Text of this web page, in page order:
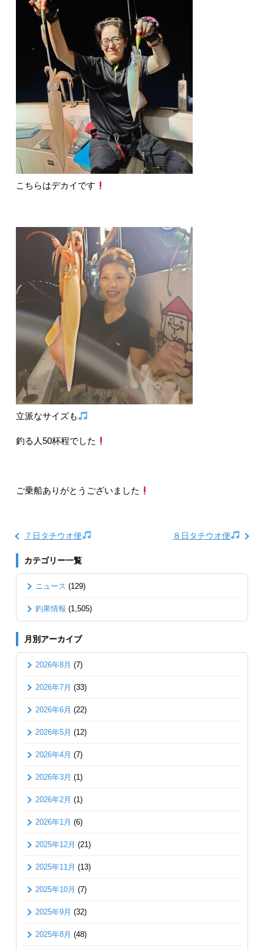
こちらはデカイです
立派なサイズも
釣る人50杯程でした
ご乗船ありがとうございました
７日タチウオ便 ８日タチウオ便
カテゴリー一覧
ニュース (129)
釣果情報 (1,505)
月別アーカイブ
2026年8月 (7)
2026年7月 (33)
2026年6月 (22)
2026年5月 (12)
2026年4月 (7)
2026年3月 (1)
2026年2月 (1)
2026年1月 (6)
2025年12月 (21)
2025年11月 (13)
2025年10月 (7)
2025年9月 (32)
2025年8月 (48)